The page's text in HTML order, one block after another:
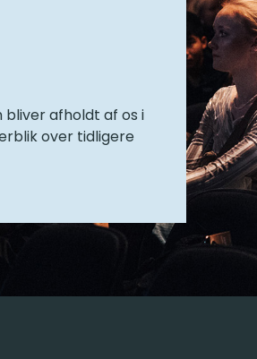
bliver afholdt af os i
over tidligere